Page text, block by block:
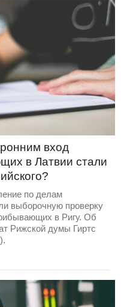
вход
в Латвии стали
по делам
выборочную проверку
в Ригу. Об
Рижской думы Гиртс